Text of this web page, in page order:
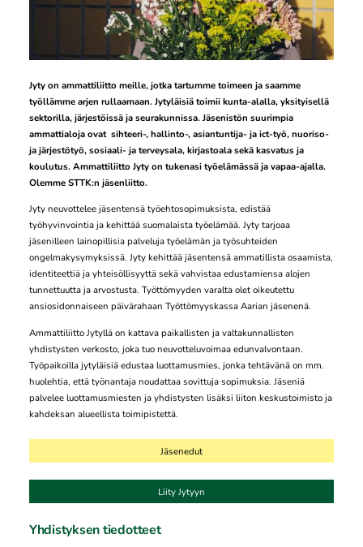
Jyty on ammattiliitto meille, jotka tartumme toimeen ja saamme
työllämme arjen rullaamaan. Jytyläisiä toimii kunta-alalla, yksityisellä
sektorilla, järjestöissä ja seurakunnissa. Jäsenistön suurimpia
ammattialoja ovat sihteeri-, hallinto-, asiantuntija- ja ict-työ, nuoriso-
ja järjestötyö, sosiaali- ja terveysala, kirjastoala sekä kasvatus ja
koulutus. Ammattiliitto Jyty on tukenasi työelämässä ja vapaa-ajalla.
Olemme STTK:n jäsenliitto.
Jyty neuvottelee jäsentensä työehtosopimuksista, edistää
työhyvinvointia ja kehittää suomalaista työelämää. Jyty tarjoaa
jäsenilleen lainopillisia palveluja työelämän ja työsuhteiden
ongelmakysymyksissä. Jyty kehittää jäsentensä ammatillista osaamista,
identiteettiä ja yhteisöllisyyttä sekä vahvistaa edustamiensa alojen
tunnettuutta ja arvostusta. Työttömyyden varalta olet oikeutettu
ansiosidonnaiseen päivärahaan Työttömyyskassa Aarian jäsenenä.
Ammattiliitto Jytyllä on kattava paikallisten ja valtakunnallisten
yhdistysten verkosto, joka tuo neuvotteluvoimaa edunvalvontaan.
Työpaikoilla jytyläisiä edustaa luottamusmies, jonka tehtävänä on mm.
huolehtia, että työnantaja noudattaa sovittuja sopimuksia. Jäseniä
palvelee luottamusmiesten ja yhdistysten lisäksi liiton keskustoimisto ja
kahdeksan alueellista toimipistettä.
Jäsenedut
Liity Jytyyn
Yhdistyksen tiedotteet